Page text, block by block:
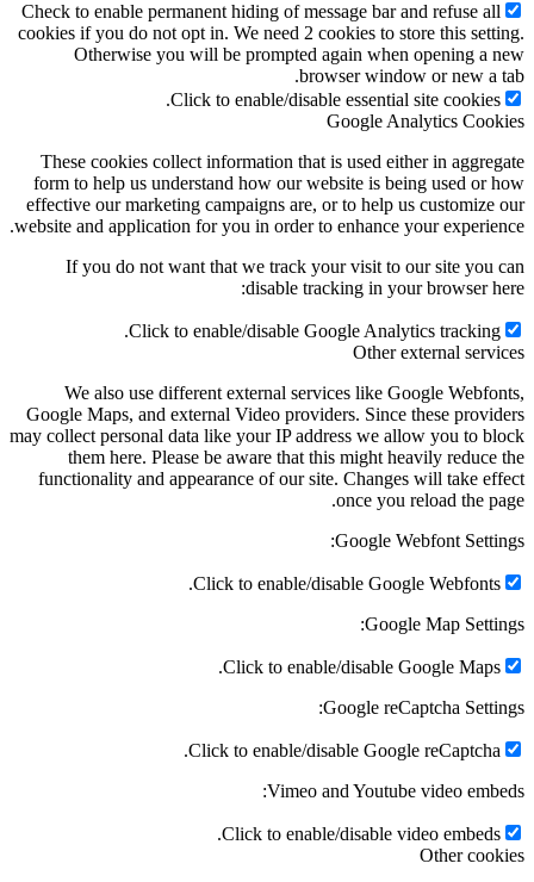
Check to enable permanent hiding of message bar and refuse all
cookies if you do not opt in. We need 2 cookies to store this setting.
Otherwise you will be prompted again when opening a new
browser window or new a tab.
Click to enable/disable essential site cookies.
Google Analytics Cookies
These cookies collect information that is used either in aggregate
form to help us understand how our website is being used or how
effective our marketing campaigns are, or to help us customize our
website and application for you in order to enhance your experience.
If you do not want that we track your visit to our site you can
disable tracking in your browser here:
Click to enable/disable Google Analytics tracking.
Other external services
We also use different external services like Google Webfonts,
Google Maps, and external Video providers. Since these providers
may collect personal data like your IP address we allow you to block
them here. Please be aware that this might heavily reduce the
functionality and appearance of our site. Changes will take effect
once you reload the page.
Google Webfont Settings:
Click to enable/disable Google Webfonts.
Google Map Settings:
Click to enable/disable Google Maps.
Google reCaptcha Settings:
Click to enable/disable Google reCaptcha.
Vimeo and Youtube video embeds:
Click to enable/disable video embeds.
Other cookies